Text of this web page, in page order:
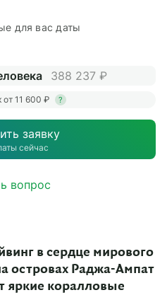
в сердце мирового
островах Раджа-Ампат
яркие коралловые
для вас даты
388 237 ₽
от 11 600 ₽ ?
заявку
сейчас
вопрос